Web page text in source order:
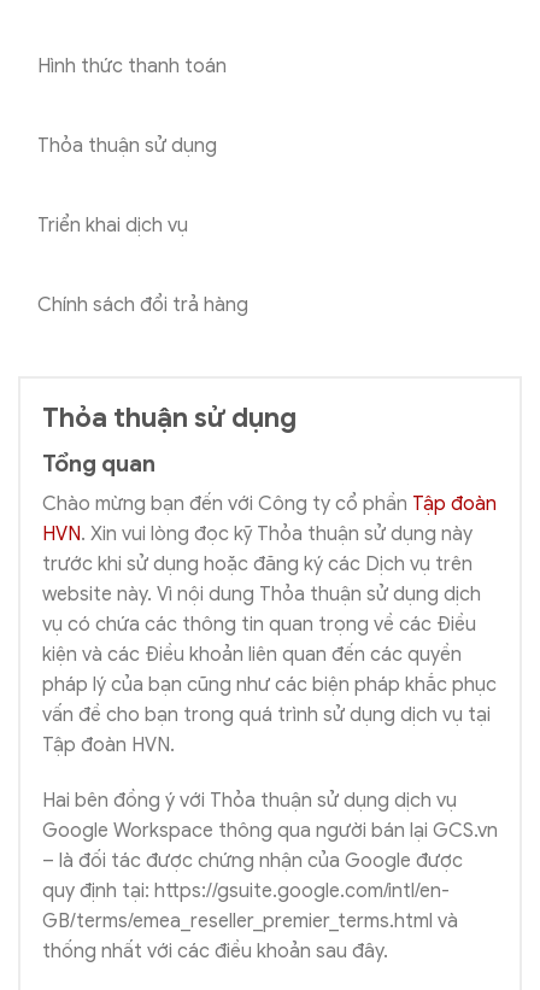
Hình thức thanh toán
Thỏa thuận sử dụng
Triển khai dịch vụ
Chính sách đổi trả hàng
Thỏa thuận sử dụng
Tổng quan
Chào mừng bạn đến với Công ty cổ phần Tập đoàn
HVN. Xin vui lòng đọc kỹ Thỏa thuận sử dụng này
trước khi sử dụng hoặc đăng ký các Dịch vụ trên
website này. Vì nội dung Thỏa thuận sử dụng dịch
vụ có chứa các thông tin quan trọng về các Điều
kiện và các Điều khoản liên quan đến các quyền
pháp lý của bạn cũng như các biện pháp khắc phục
vấn đề cho bạn trong quá trình sử dụng dịch vụ tại
Tập đoàn HVN.
Hai bên đồng ý với Thỏa thuận sử dụng dịch vụ
Google Workspace thông qua người bán lại GCS.vn
– là đối tác được chứng nhận của Google được
quy định tại: https://gsuite.google.com/intl/en-
GB/terms/emea_reseller_premier_terms.html và
thống nhất với các điều khoản sau đây.